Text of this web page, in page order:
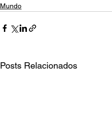
Mundo
Posts Relacionados